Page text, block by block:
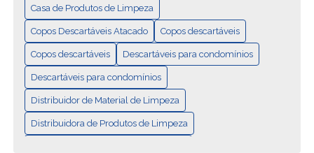
ATACADO DE DESCARTÁVEIS: QUALIDADE E
ECONOMIA
CASA DE PRODUTOS DE LIMPEZA: TUDO EM
UM LUGAR
COMO ESCOLHER A MELHOR DISTRIBUIDORA
DE DESCARTÁVEIS PARA SEU NEGÓCIO
COMO ESCOLHER A MELHOR DISTRIBUIDORA
Casa de Produtos de Limpeza
Copos Descartáveis Atacado Copos descartáveis
Copos descartáveis Descartáveis para condomínios
Descartáveis para condomínios
Distribuidor de Material de Limpeza
Distribuidora de Produtos de Limpeza